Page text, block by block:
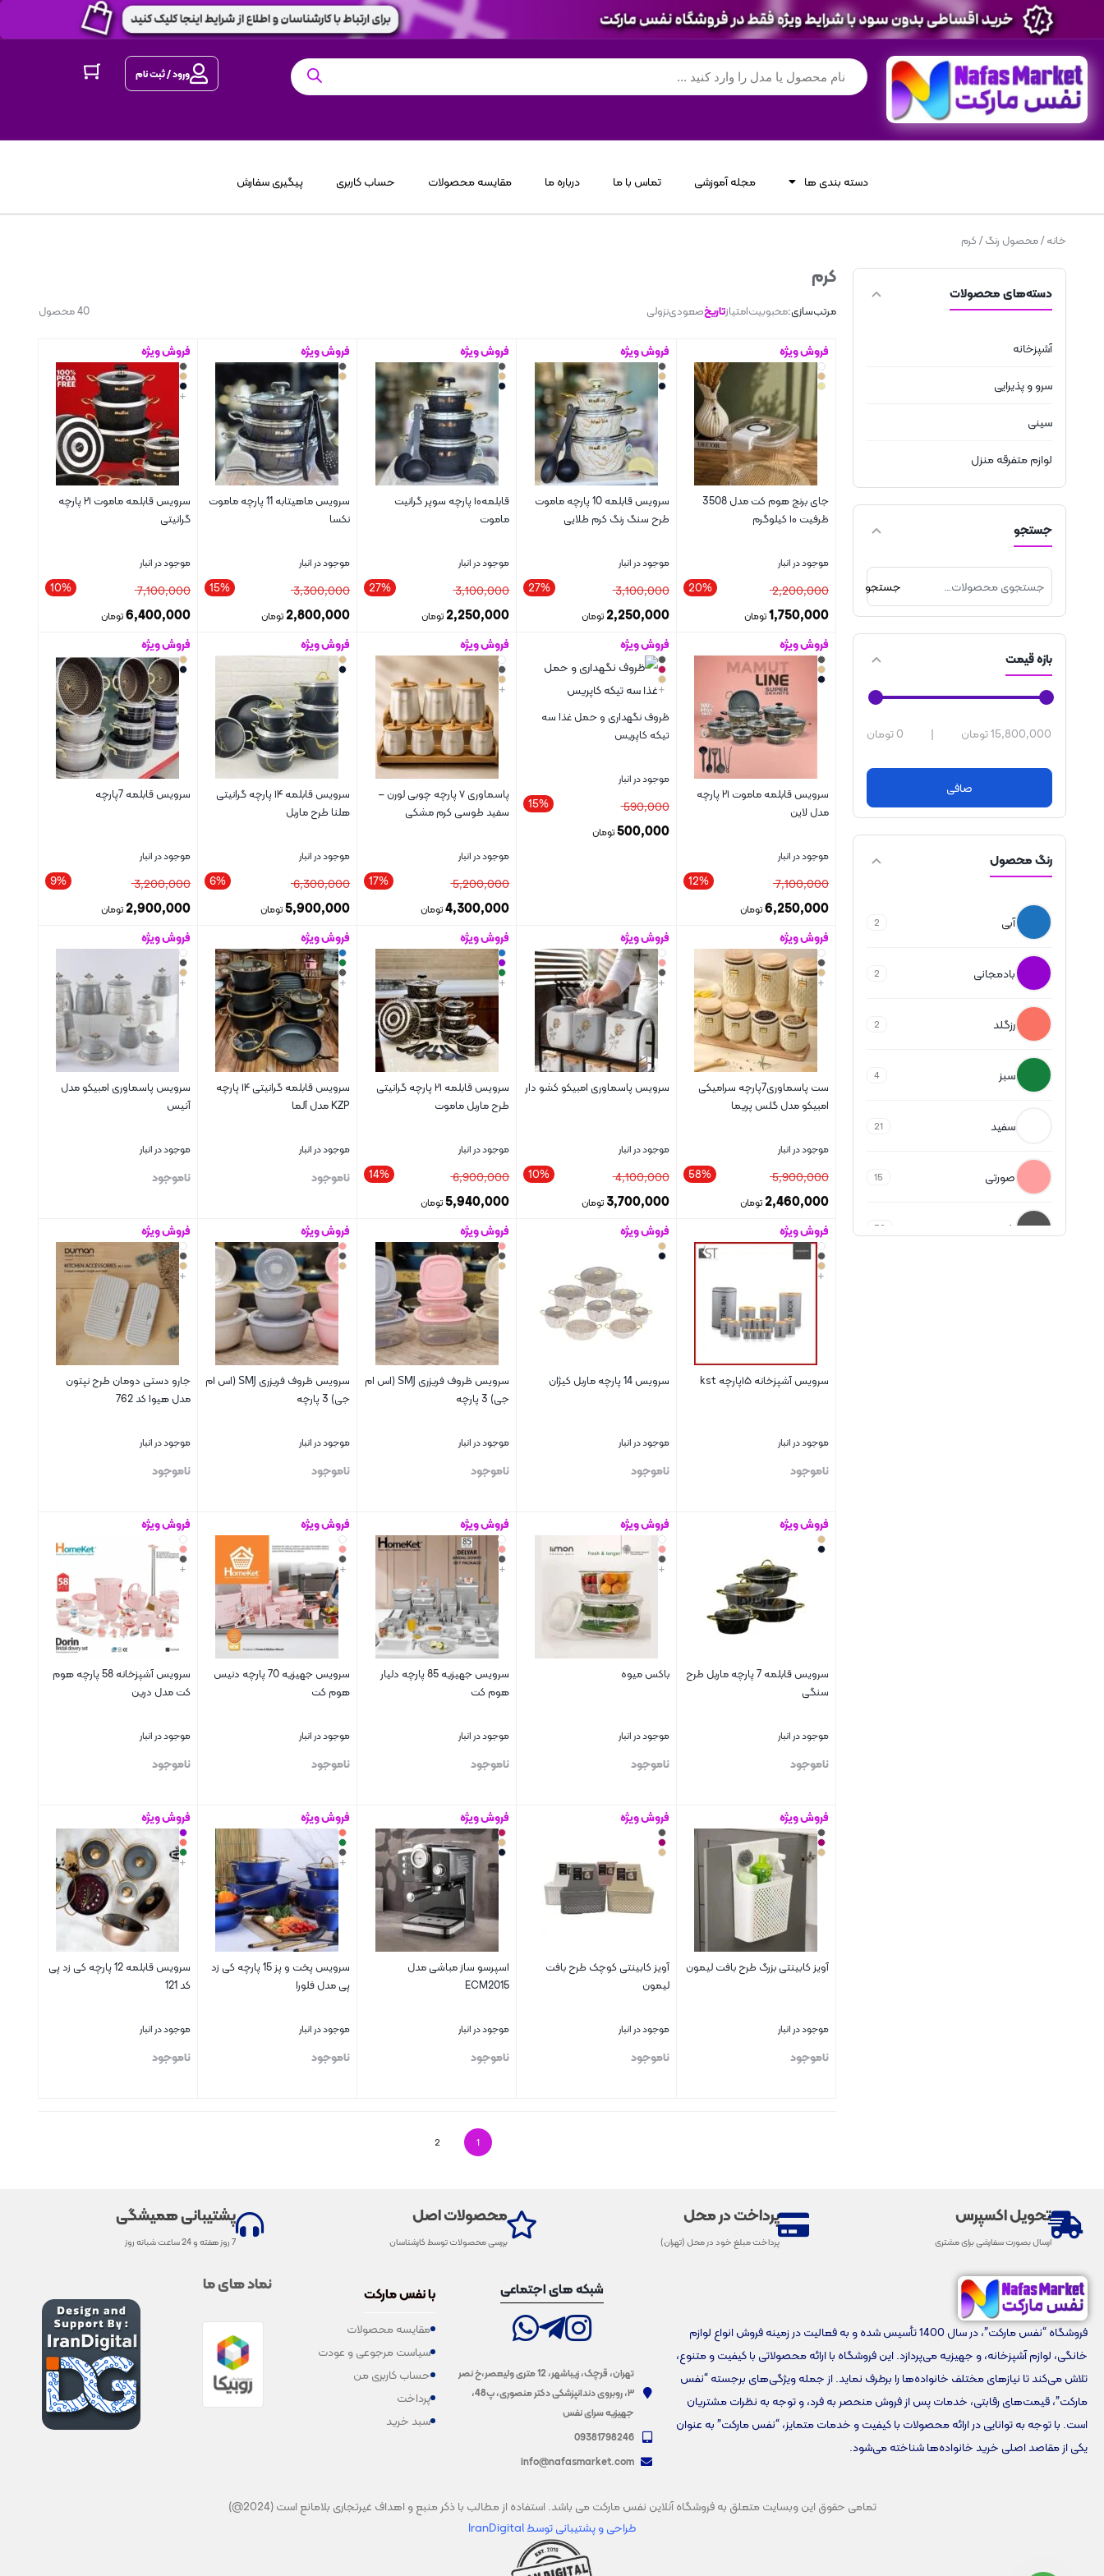
ورود / ثبت نام
دسته بندی ها مجله آموزشی تماس با ما درباره ما مقایسه محصولات حساب کاربری پیگیری سفارش
خانه/ محصول رنگ / کرم
دسته‌های محصولات
آشپزخانه
سرو و پذیرایی
سینی
لوازم متفرقه منزل
جستجو
جستجو
بازه قیمت
0 تومان | 15,800,000 تومان
صافی
رنگ محصول
آبی 2
بادمجانی 2
رزگلد 2
سبز 4
سفید 21
صورتی 15
طوسی 32
کرم
40 محصول مرتب‌سازی:محبوبیتامتیازتاریخصعودینزولی
فروش ویژه
جای برنج هوم کت مدل 3508
ظرفیت ۱۰ کیلوگرم
موجود در انبار
20% 2,200,000
1,750,000تومان
بستن
فروش ویژه
سرویس قابلمه 10 پارچه ماموت
طرح سنگ رنگ کرم طلایی
موجود در انبار
27% 3,100,000
2,250,000 تومان
بستن
فروش ویژه
قابلمه۱۰ پارچه سوپر گرانیت
ماموت
موجود در انبار
27% 3,100,000
2,250,000 تومان
بستن
فروش ویژه
سرویس ماهیتابه 11 پارچه ماموت
نکسا
موجود در انبار
15% 3,300,000
2,800,000 تومان
بستن
فروش ویژه
سرویس قابلمه ماموت ۲۱ پارچه
گرانیتی
موجود در انبار
10% 7,100,000
6,400,000تومان
بستن
+
فروش ویژه
سرویس قابلمه ماموت ۲۱ پارچه
مدل لاین
موجود در انبار
12% 7,100,000
6,250,000تومان
بستن
فروش ویژه
ظروف نگهداری و حمل غذا سه
تیکه کاپریس
موجود در انبار
15% 590,000
500,000تومان
بستن
+
فروش ویژه
پاسماوری ۷ پارچه چوبی لورن –
سفید طوسی کرم مشکی
موجود در انبار
17% 5,200,000
4,300,000تومان
بستن
+
فروش ویژه
سرویس قابلمه ۱۴ پارچه گرانیتی
هلنا طرح ماربل
موجود در انبار
6% 6,300,000
5,900,000تومان
بستن
فروش ویژه
سرویس قابلمه 7پارچه
موجود در انبار
9% 3,200,000
2,900,000 تومان
بستن
فروش ویژه
ست پاسماوری7پارچه سرامیکی
امبیکو مدل گلس پریما
موجود در انبار
58% 5,900,000
2,460,000 تومان
بستن
+
فروش ویژه
سرویس پاسماوری امبیکو کشو دار
موجود در انبار
10% 4,100,000
3,700,000 تومان
بستن
+
فروش ویژه
سرویس قابلمه ۲۱ پارچه گرانیتی
طرح ماربل ماموت
موجود در انبار
14% 6,900,000
5,940,000تومان
بستن
+
فروش ویژه
سرویس قابلمه گرانیتی ۱۴ پارچه
KZP مدل آلما
موجود در انبار
ناموجود
بستن
+
فروش ویژه
سرویس پاسماوری امبیکو مدل
آنیس
موجود در انبار
ناموجود
بستن
+
فروش ویژه
سرویس آشپزخانه ۱۵پارچه kst
موجود در انبار
ناموجود
بستن
+
فروش ویژه
سرویس 14 پارچه ماربل کیژان
موجود در انبار
ناموجود
بستن
فروش ویژه
سرویس ظروف فریزری SMJ (اس ام
جی) 3 پارچه
موجود در انبار
ناموجود
بستن
فروش ویژه
سرویس ظروف فریزری SMJ (اس ام
جی) 3 پارچه
موجود در انبار
ناموجود
بستن
فروش ویژه
جارو دستی دومان طرح نپتون
مدل هیوا کد 762
موجود در انبار
ناموجود
بستن
+
فروش ویژه
سرویس قابلمه 7 پارچه ماربل طرح
سنگی
موجود در انبار
ناموجود
بستن
فروش ویژه
باکس میوه
موجود در انبار
ناموجود
بستن
+
فروش ویژه
سرویس جهیزیه 85 پارچه دلیار
هوم کت
موجود در انبار
ناموجود
بستن
+
فروش ویژه
سرویس جهیزیه 70 پارچه دنیس
هوم کت
موجود در انبار
ناموجود
بستن
+
فروش ویژه
سرویس آشپزخانه 58 پارچه هوم
کت مدل درین
موجود در انبار
ناموجود
بستن
+
فروش ویژه
آویز کابینتی بزرگ طرح بافت لیمون
موجود در انبار
ناموجود
فروش ویژه
آویز کابینتی کوچک طرح بافت
لیمون
موجود در انبار
ناموجود
فروش ویژه
اسپرسو ساز مباشی مدل
ECM2015
موجود در انبار
ناموجود
فروش ویژه
سرویس پخت و پز 15 پارچه کی زد
پی مدل فلورا
موجود در انبار
ناموجود
+
فروش ویژه
سرویس قابلمه 12 پارچه کی زد پی
کد 121
موجود در انبار
ناموجود
+
1
2
تحویل اکسپرس
ارسال بصورت سفارشی برای مشتری
پرداخت در محل
پرداخت مبلغ خود در محل (تهران)
محصولات اصل
بررسی محصولات توسط کارشناسان
پشتیبانی همیشگی
7 روز هفته و 24 ساعت شبانه روز
فروشگاه “نفس مارکت”، در سال 1400 تأسیس شده و به فعالیت در زمینه فروش انواع لوازم
خانگی، لوازم آشپزخانه، و جهیزیه می‌پردازد. این فروشگاه با ارائه محصولاتی با کیفیت و متنوع،
تلاش می‌کند تا نیازهای مختلف خانواده‌ها را برطرف نماید. از جمله ویژگی‌های برجسته “نفس
مارکت”، قیمت‌های رقابتی، خدمات پس از فروش منحصر به فرد، و توجه به نظرات مشتریان
است. با توجه به توانایی در ارائه محصولات با کیفیت و خدمات متمایز، “نفس مارکت” به عنوان
یکی از مقاصد اصلی خرید خانواده‌ها شناخته می‌شود.
شبکه های اجتماعی
تهران، قرچک، زیباشهر، 12 متری ولیعصر،خ نصر
۳، روبروی دندانپزشکی دکتر منصوری، پ48،
جهیزیه سرای نفس
09381798246
info@nafasmarket.com
با نفس مارکت
مقایسه محصولات
سیاست مرجوعی و عودت
حساب کاربری من
پرداخت
سبد خرید
نماد های ما
تمامی حقوق این وبسایت متعلق به فروشگاه آنلاین نفس مارکت می باشد. استفاده از مطالب با ذکر منبع و اهداف غیرتجاری بلامانع است (2024@)
طراحی و پشتیبانیتوسط IranDigital